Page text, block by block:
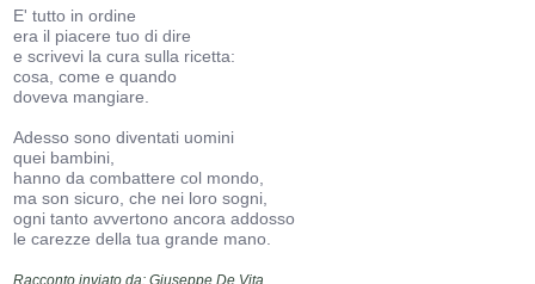
E' tutto in ordine
era il piacere tuo di dire
e scrivevi la cura sulla ricetta:
cosa, come e quando
doveva mangiare.
Adesso sono diventati uomini
quei bambini,
hanno da combattere col mondo,
ma son sicuro, che nei loro sogni,
ogni tanto avvertono ancora addosso
le carezze della tua grande mano.
Racconto inviato da: Giuseppe De Vita